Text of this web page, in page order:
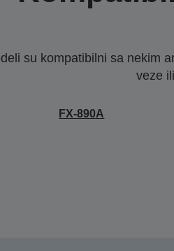
su kompatibilni sa nekim
veze
FX-890A